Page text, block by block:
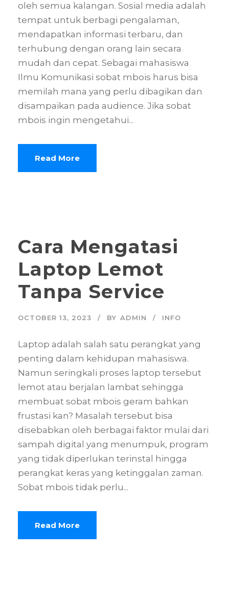
oleh semua kalangan. Sosial media adalah
tempat untuk berbagi pengalaman,
mendapatkan informasi terbaru, dan
terhubung dengan orang lain secara
mudah dan cepat. Sebagai mahasiswa
Ilmu Komunikasi sobat mbois harus bisa
memilah mana yang perlu dibagikan dan
disampaikan pada audience. Jika sobat
mbois ingin mengetahui...
Read More
Cara Mengatasi
Laptop Lemot
Tanpa Service
OCTOBER 13, 2023 BY ADMIN INFO
Laptop adalah salah satu perangkat yang
penting dalam kehidupan mahasiswa.
Namun seringkali proses laptop tersebut
lemot atau berjalan lambat sehingga
membuat sobat mbois geram bahkan
frustasi kan? Masalah tersebut bisa
disebabkan oleh berbagai faktor mulai dari
sampah digital yang menumpuk, program
yang tidak diperlukan terinstal hingga
perangkat keras yang ketinggalan zaman.
Sobat mbois tidak perlu...
Read More